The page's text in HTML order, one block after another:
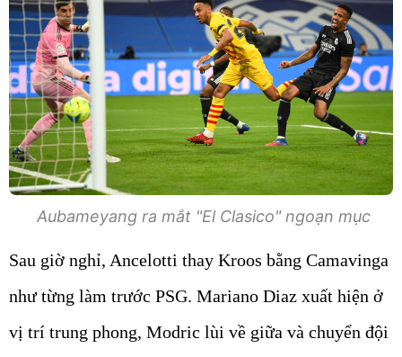
Aubameyang ra mắt "El Clasico" ngoạn mục
Sau giờ nghỉ, Ancelotti thay Kroos bằng Camavinga
như từng làm trước PSG. Mariano Diaz xuất hiện ở
vị trí trung phong, Modric lùi về giữa và chuyển đội